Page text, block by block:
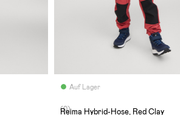
Auf Lager
(0)
Reima Hybrid-Hose, Red Clay